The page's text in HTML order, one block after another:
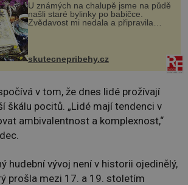
U známých na chalupě jsme na půdě
našli staré bylinky po babičce.
Zvědavost mi nedala a připravila
jsem si z nich lektvar… Zimní pobyt
na chalupě se pro mě vlastní vinou
změnil v děsivý zážitek, na kt...
skutecnepribehy.cz
v tom, že dnes lidé prožívají
škálu pocitů. „Lidé mají tendenci v
ambivalentnost a komplexnost,“
hudební vývoj není v historii ojedinělý,
prošla mezi 17. a 19. stoletím